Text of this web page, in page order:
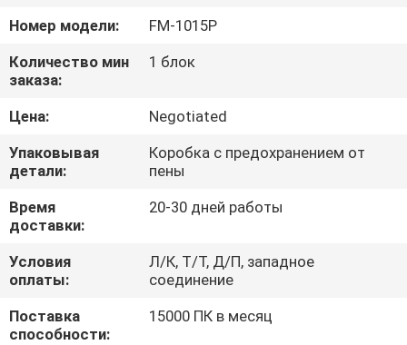
ПРОВЕРКА
КАЧЕСТВА
СВЯЖИТЕСЬ
МЫ
НОВОСТИ
СЛУЧАИ
Номер модели:
FM-1015P
Количество мин
заказа:
1 блок
Цена:
Negotiated
Упаковывая
детали:
Коробка с предохранением от
пены
Время
доставки:
20-30 дней работы
Условия
оплаты:
Л/К, Т/Т, Д/П, западное
соединение
Поставка
способности:
15000 ПК в месяц